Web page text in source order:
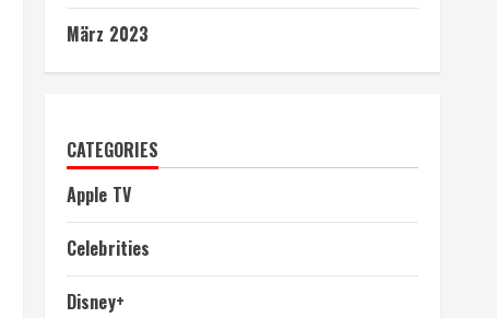
März 2023
CATEGORIES
Apple TV
Celebrities
Disney+